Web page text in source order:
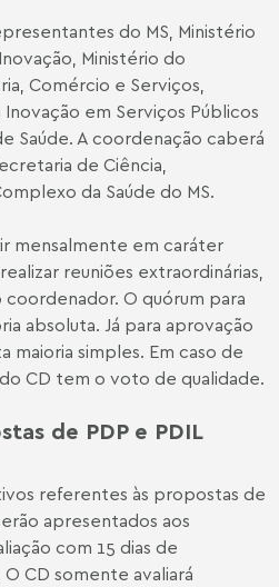
do MS, Ministério
Ministério do
Comércio e Serviços,
em Serviços Públicos
Saúde. A coordenação caberá
de Ciência,
da Saúde do MS.
mensalmente em caráter
reuniões extraordinárias,
O quórum para
absoluta. Já para aprovação
maioria simples. Em caso de
CD tem o voto de qualidade.
de PDP e PDIL
referentes às propostas de
apresentados aos
com 15 dias de
CD somente avaliará